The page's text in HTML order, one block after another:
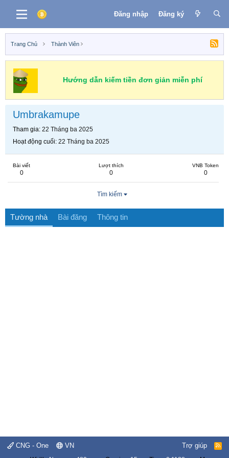
Đăng nhập Đăng ký
Trang Chủ Thành Viên
Hướng dẫn kiếm tiền đơn giản miễn phí
Umbrakamupe
Tham gia 22 Tháng ba 2025
Hoạt động cuối 22 Tháng ba 2025
Bài viết
0
Lượt thích
0
VNB Token
0
Tìm kiếm
Tường nhà Bài đăng Thông tin
CNG - One VN Trợ giúp
R